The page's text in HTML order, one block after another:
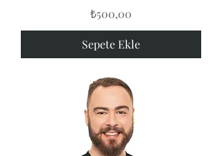
Fiyat
₺500,00
Sepete Ekle